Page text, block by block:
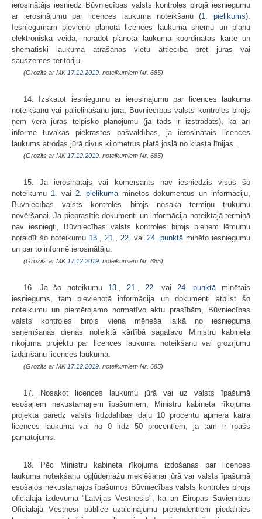
ierosinātājs iesniedz Būvniecības valsts kontroles birojā iesniegumu
ar ierosinājumu par licences laukuma noteikšanu (1. pielikums).
Iesniegumam pievieno plānotā licences laukuma shēmu un plānu
elektroniskā veidā, norādot plānotā laukuma koordinātas kartē un
shematiski laukuma atrašanās vietu attiecībā pret jūras vai
sauszemes teritoriju.
(Grozīts ar MK 17.12.2019. noteikumiem Nr. 685)
14. Izskatot iesniegumu ar ierosinājumu par licences laukuma
noteikšanu vai palielināšanu jūrā, Būvniecības valsts kontroles birojs
ņem vērā jūras telpisko plānojumu (ja tāds ir izstrādāts), kā arī
informē tuvākās piekrastes pašvaldības, ja ierosinātais licences
laukums atrodas jūrā divus kilometrus platā joslā no krasta līnijas.
(Grozīts ar MK 17.12.2019. noteikumiem Nr. 685)
15. Ja ierosinātājs vai komersants nav iesniedzis visus šo
noteikumu 1. vai 2. pielikumāminētos dokumentus un informāciju,
Būvniecības valsts kontroles birojs nosaka termiņu trūkumu
novēršanai. Ja pieprasītie dokumenti un informācija noteiktajā termiņā
nav iesniegti, Būvniecības valsts kontroles birojs pieņem lēmumu
noraidīt šo noteikumu 13., 21., 22. vai 24. punktāminēto iesniegumu
un par to informē ierosinātāju.
(Grozīts ar MK 17.12.2019. noteikumiem Nr. 685)
16. Ja šo noteikumu 13., 21.,22. vai 24. punktāminētais
iesniegums, tam pievienotā informācija un dokumenti atbilst šo
noteikumu un piemērojamo normatīvo aktu prasībām, Būvniecības
valsts kontroles birojs viena mēneša laikā no iesnieguma
saņemšanas dienas noteiktā kārtībā sagatavo Ministru kabineta
rīkojuma projektu par licences laukuma noteikšanu vai grozījumu
izdarīšanu licences laukumā.
(Grozīts ar MK 17.12.2019. noteikumiem Nr. 685)
17. Nosakot licences laukumu jūrā vai uz valsts īpašumā
esošajiem nekustamajiem īpašumiem, Ministru kabineta rīkojuma
projektā paredz valsts līdzdalības daļu 10 procentu apmērā katrā
licences laukumā vai no 0 līdz 50 procentiem, ja tam ir īpašs
pamatojums.
18. Pēc Ministru kabineta rīkojuma izdošanas par licences
laukuma noteikšanu ogļūdeņražu meklēšanai jūrā vai valsts īpašumā
esošajos nekustamajos īpašumos Būvniecības valsts kontroles birojs
oficiālajā izdevumā "Latvijas Vēstnesis", kā arī Eiropas Savienības
Oficiālajā Vēstnesī publicē uzaicinājumu pretendentiem piedalīties